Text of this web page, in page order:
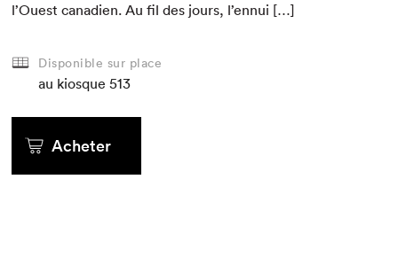
l’Ouest cana­di­en. Au fil des jours, l’ennui […]
Disponible sur place
au kiosque 513
Acheter